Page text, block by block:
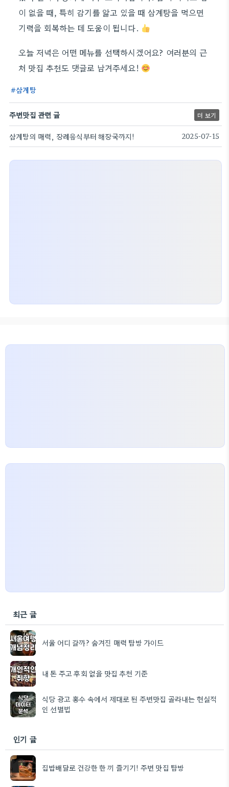
이 없을 때, 특히 감기를 앓고 있을 때 삼계탕을 먹으면
기력을 회복하는 데 도움이 됩니다.
오늘 저녁은 어떤 메뉴를 선택하시겠어요? 여러분의 근
처 맛집 추천도 댓글로 남겨주세요!
삼계탕
주변맛집 관련 글 더 보기
삼계탕의 매력, 장례음식부터 해장국까지! 2025-07-15
최근 글
서울 어디 갈까? 숨겨진 매력 탐방 가이드
내 돈 주고 후회 없을 맛집 추천 기준
식당 광고 홍수 속에서 제대로 된 주변맛집 골라내는 현실적
인 선별법
인기 글
집밥배달로 건강한 한 끼 즐기기! 주변 맛집 탐방